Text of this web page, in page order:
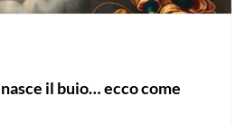
il buio… ecco come